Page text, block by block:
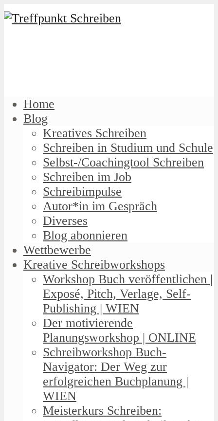
Home
Blog
Kreatives Schreiben
Schreiben in Studium und Schule
Selbst-/Coachingtool Schreiben
Schreiben im Job
Schreibimpulse
Autor*in im Gespräch
Diverses
Blog abonnieren
Wettbewerbe
Kreative Schreibworkshops
Workshop Buch veröffentlichen |
Exposé, Pitch, Verlage, Self-
Publishing | WIEN
Der motivierende
Planungsworkshop | ONLINE
Schreibworkshop Buch-
Navigator: Der Weg zur
erfolgreichen Buchplanung |
WIEN
Meisterkurs Schreiben: